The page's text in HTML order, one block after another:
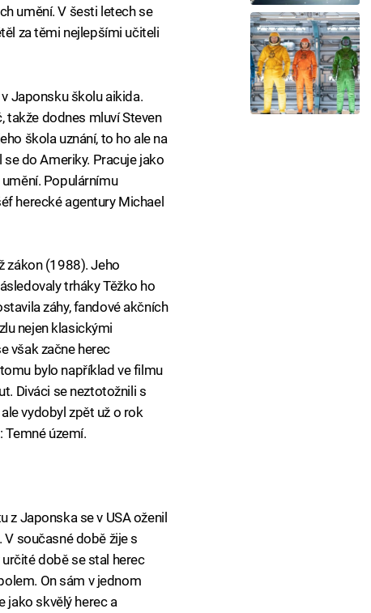
umění. V šesti letech se
za těmi nejlepšími učiteli
Japonsku školu aikida.
takže dodnes mluví Steven
škola uznání, to ho ale na
do Ameriky. Pracuje jako
Populárnímu
herecké agentury Michael
zákon (1988). Jeho
trháky Těžko ho
záhy, fandové akčních
nejen klasickými
však začne herec
bylo například ve filmu
Diváci se neztotožnili s
vydobyl zpět už o rok
území.
z Japonska se v USA oženil
současné době žije s
době se stal herec
On sám v jednom
jako skvělý herec a